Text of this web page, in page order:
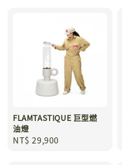
FLAMTASTIQUE 巨型燃
油燈
Regular
NT$ 29,900